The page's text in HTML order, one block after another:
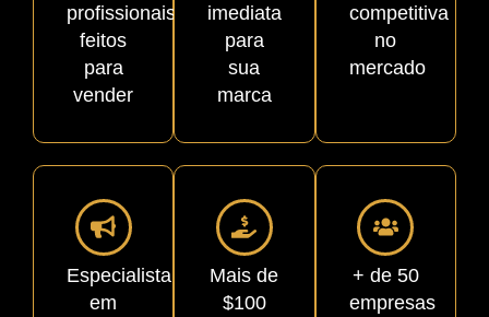
profissionais
feitos
para
vender
imediata
para
sua
marca
competitiva
no
mercado
Especialista
em
Mais de
$100
+ de 50
empresas